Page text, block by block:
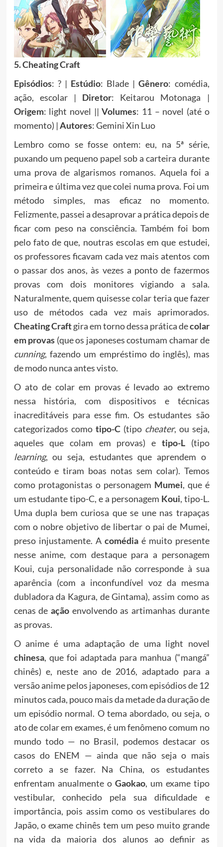
5. Cheating Craft
Episódios: ? | Estúdio: Blade |Gênero: comédia,
ação, escolar | Diretor: Keitarou Motonaga |
Origem: light novel ||Volumes: 11 – novel (até o
momento) |Autores: Gemini Xin Luo
Lembro como se fosse ontem: eu, na 5ª série,
puxando um pequeno papel sob a carteira durante
uma prova de algarismos romanos. Aquela foi a
primeira e última vez que colei numa prova. Foi um
método simples, mas eficaz no momento.
Felizmente, passei a desaprovar a prática depois de
ficar com peso na consciência. Também foi bom
pelo fato de que, noutras escolas em que estudei,
os professores ficavam cada vez mais atentos com
o passar dos anos, às vezes a ponto de fazermos
provas com dois monitores vigiando a sala.
Naturalmente, quem quisesse colar teria que fazer
uso de métodos cada vez mais aprimorados.
Cheating Craftgira em torno dessa prática decolar
em provas (que os japoneses costumam chamar de
cunning, fazendo um empréstimo do inglês), mas
de modo nunca antes visto.
O ato de colar em provas é levado ao extremo
nessa história, com dispositivos e técnicas
inacreditáveis para esse fim. Os estudantes são
categorizados como tipo-C(tipocheater, ou seja,
aqueles que colam em provas) e tipo-L(tipo
learning, ou seja, estudantes que aprendem o
conteúdo e tiram boas notas sem colar). Temos
como protagonistas o personagem Mumei, que é
um estudante tipo-C, e a personagem Koui, tipo-L.
Uma dupla bem curiosa que se une nas trapaças
com o nobre objetivo de libertar o pai de Mumei,
preso injustamente. A comédiaé muito presente
nesse anime, com destaque para a personagem
Koui, cuja personalidade não corresponde à sua
aparência (com a inconfundível voz da mesma
dubladora da Kagura, de Gintama), assim como as
cenas de açãoenvolvendo as artimanhas durante
as provas.
O anime é uma adaptação de uma light novel
chinesa, que foi adaptada para manhua (“mangá”
chinês) e, neste ano de 2016, adaptado para a
versão anime pelos japoneses, com episódios de 12
minutos cada, pouco mais da metade da duração de
um episódio normal. O tema abordado, ou seja, o
ato de colar em exames, é um fenômeno comum no
mundo todo — no Brasil, podemos destacar os
casos do ENEM — ainda que não seja o mais
correto a se fazer. Na China, os estudantes
enfrentam anualmente o Gaokao, um exame tipo
vestibular, conhecido pela sua dificuldade e
importância, pois assim como os vestibulares do
Japão, o exame chinês tem um peso muito grande
na vida da maioria dos alunos ao definir as